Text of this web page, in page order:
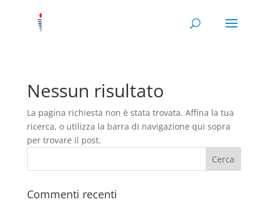
Nessun risultato
La pagina richiesta non è stata trovata. Affina la tua
ricerca, o utilizza la barra di navigazione qui sopra
per trovare il post.
Commenti recenti